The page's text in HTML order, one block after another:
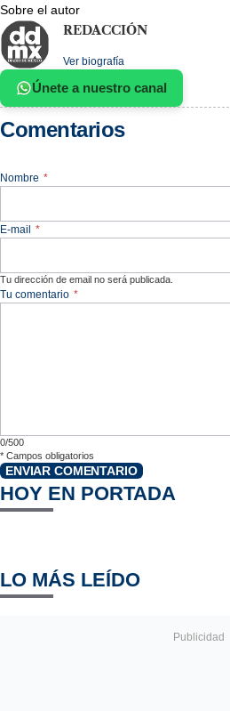
Sobre el autor
REDACCIÓN
Ver biografía
Únete a nuestro canal
Comentarios
Nombre *
E-mail *
Tu dirección de email no será publicada.
Tu comentario *
0/500
* Campos obligatorios
ENVIAR COMENTARIO
HOY EN PORTADA
LO MÁS LEÍDO